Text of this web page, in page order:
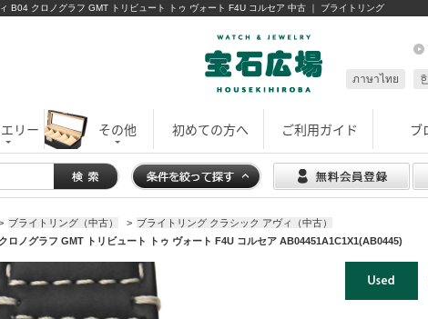
B04 クロノグラフ GMT トリビュート トゥ ヴォート F4U コルセア 中古 ｜ ブライトリング
ภาษาไทย
リー その他 初めての方へ ご利用ガイド ブ
ブライトリング（中古） > ブライトリング クラシック アヴィ（中古）
ロノグラフ GMT トリビュート トゥ ヴォート F4U コルセア AB04451A1C1X1(AB0445)